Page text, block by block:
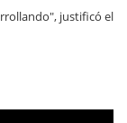
justificó el